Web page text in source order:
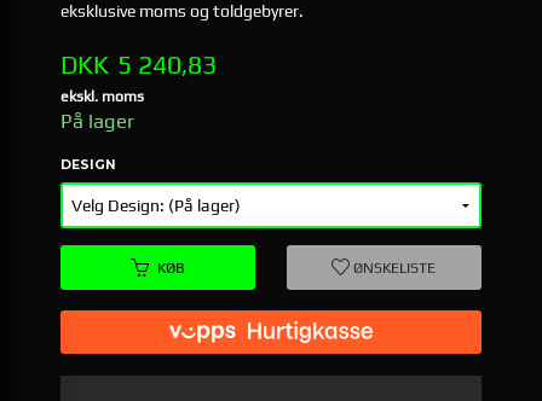
eksklusive moms og toldgebyrer.
Pris
DKK 5 240,83
ekskl. moms
På lager
DESIGN
KØB ØNSKELISTE